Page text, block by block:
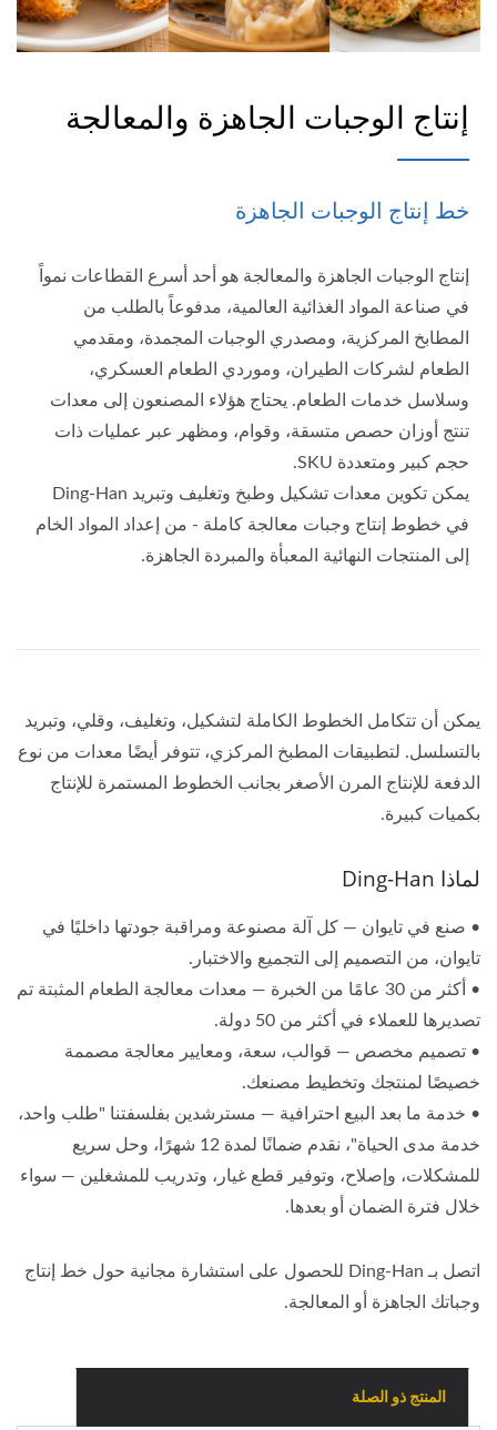
إنتاج الوجبات الجاهزة والمعالجة
خط إنتاج الوجبات الجاهزة
إنتاج الوجبات الجاهزة والمعالجة هو أحد أسرع القطاعات نمواً
في صناعة المواد الغذائية العالمية، مدفوعاً بالطلب من
المطابخ المركزية، ومصدري الوجبات المجمدة، ومقدمي
الطعام لشركات الطيران، وموردي الطعام العسكري،
وسلاسل خدمات الطعام. يحتاج هؤلاء المصنعون إلى معدات
تنتج أوزان حصص متسقة، وقوام، ومظهر عبر عمليات ذات
حجم كبير ومتعددة SKU.
يمكن تكوين معدات تشكيل وطبخ وتغليف وتبريد Ding-Han
في خطوط إنتاج وجبات معالجة كاملة - من إعداد المواد الخام
إلى المنتجات النهائية المعبأة والمبردة الجاهزة.
يمكن أن تتكامل الخطوط الكاملة لتشكيل، وتغليف، وقلي، وتبريد
بالتسلسل. لتطبيقات المطبخ المركزي، تتوفر أيضًا معدات من نوع
الدفعة للإنتاج المرن الأصغر بجانب الخطوط المستمرة للإنتاج
بكميات كبيرة.
لماذا Ding-Han
• صنع في تايوان — كل آلة مصنوعة ومراقبة جودتها داخليًا في
تايوان، من التصميم إلى التجميع والاختبار.
• أكثر من 30 عامًا من الخبرة — معدات معالجة الطعام المثبتة تم
تصديرها للعملاء في أكثر من 50 دولة.
• تصميم مخصص — قوالب، سعة، ومعايير معالجة مصممة
خصيصًا لمنتجك وتخطيط مصنعك.
• خدمة ما بعد البيع احترافية — مسترشدين بفلسفتنا "طلب واحد،
خدمة مدى الحياة"، نقدم ضمانًا لمدة 12 شهرًا، وحل سريع
للمشكلات، وإصلاح، وتوفير قطع غيار، وتدريب للمشغلين — سواء
خلال فترة الضمان أو بعدها.
اتصل بـ Ding-Han للحصول على استشارة مجانية حول خط إنتاج
وجباتك الجاهزة أو المعالجة.
المنتج ذو الصلة